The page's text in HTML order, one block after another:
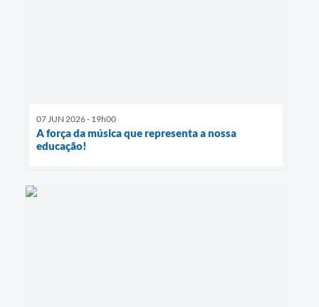
07 JUN 2026 - 19h00
A força da música que representa a nossa
educação!